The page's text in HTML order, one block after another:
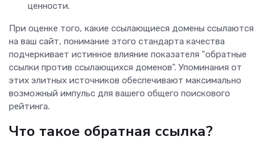
ценности.
При оценке того, какие ссылающиеся домены ссылаются
на ваш сайт, понимание этого стандарта качества
подчеркивает истинное влияние показателя "обратные
ссылки против ссылающихся доменов". Упоминания от
этих элитных источников обеспечивают максимально
возможный импульс для вашего общего поискового
рейтинга.
Что такое обратная ссылка?